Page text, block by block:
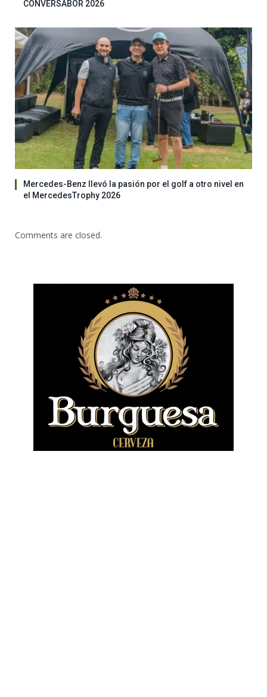
CONVERSABOR 2026
Mercedes-Benz llevó la pasión por el golf a otro nivel en
el MercedesTrophy 2026
Comments are closed.